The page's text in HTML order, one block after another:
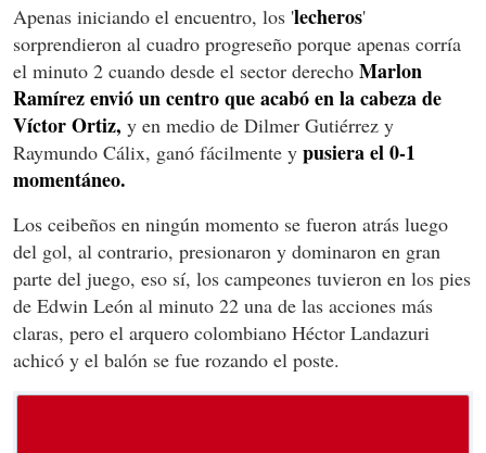
Apenas iniciando el encuentro, los 'lecheros'
sorprendieron al cuadro progreseño porque apenas corría
el minuto 2 cuando desde el sector derecho Marlon
Ramírez envió un centro que acabó en la cabeza de
Víctor Ortiz, y en medio de Dilmer Gutiérrez y
Raymundo Cálix, ganó fácilmente y pusiera el 0-1
momentáneo.
Los ceibeños en ningún momento se fueron atrás luego
del gol, al contrario, presionaron y dominaron en gran
parte del juego, eso sí, los campeones tuvieron en los pies
de Edwin León al minuto 22 una de las acciones más
claras, pero el arquero colombiano Héctor Landazuri
achicó y el balón se fue rozando el poste.